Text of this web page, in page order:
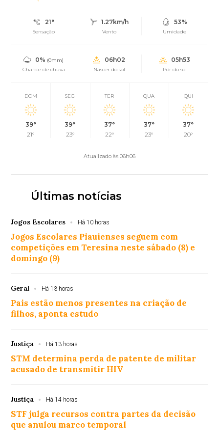
21°
Sensação
1.27km/h
Vento
53%
Umidade
0% (0mm)
Chance de chuva
06h02
Nascer do sol
05h53
Pôr do sol
DOM
39°
21°
SEG
39°
23°
TER
37°
22°
QUA
37°
23°
QUI
37°
20°
Atualizado às 06h06
Últimas notícias
Jogos Escolares Há 10 horas
Jogos Escolares Piauienses seguem com
competições em Teresina neste sábado (8) e
domingo (9)
Geral Há 13 horas
Pais estão menos presentes na criação de
filhos, aponta estudo
Justiça Há 13 horas
STM determina perda de patente de militar
acusado de transmitir HIV
Justiça Há 14 horas
STF julga recursos contra partes da decisão
que anulou marco temporal